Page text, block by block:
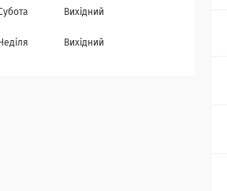
Вихідний
Неділя Вихідний